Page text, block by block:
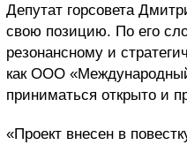
Депутат горсовета
свою позицию. По его
резонансному и
как ООО
приниматься открыто и
«Проект внесен в